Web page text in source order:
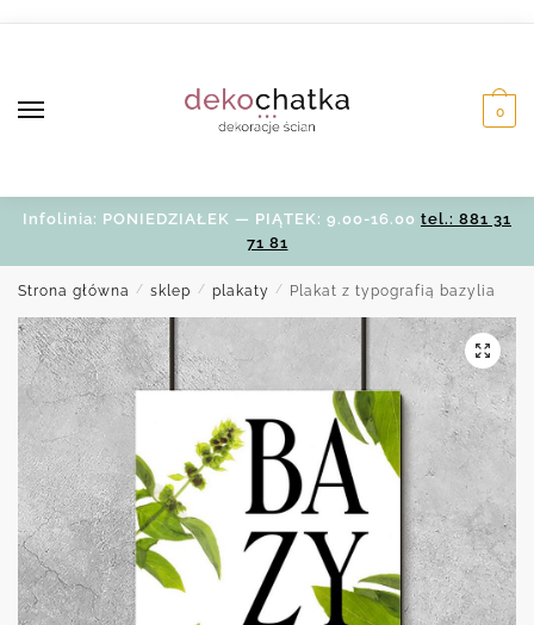
0
Infolinia: PONIEDZIAŁEK — PIĄTEK: 9.00-16.00 tel.: 881 31
71 81
Strona główna / sklep / plakaty / Plakat z typografią bazylia